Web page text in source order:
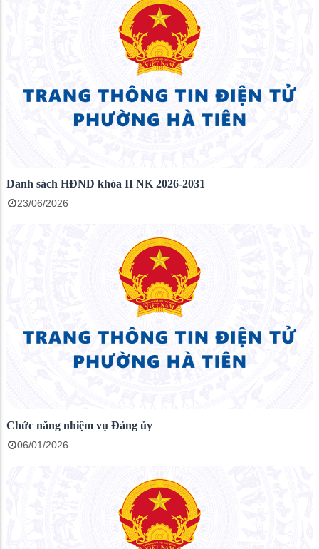
Danh sách HĐND khóa II NK 2026-2031
23/06/2026
Chức năng nhiệm vụ Đảng ủy
06/01/2026